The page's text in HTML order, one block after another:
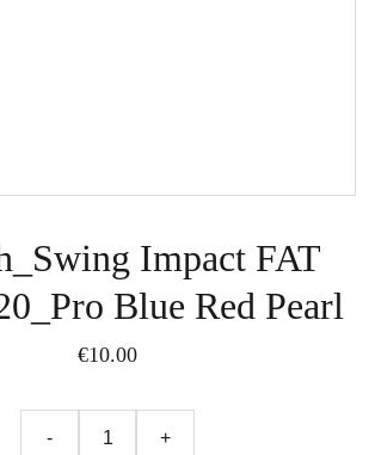
Impact FAT
Blue Red Pearl
€10.00
- +